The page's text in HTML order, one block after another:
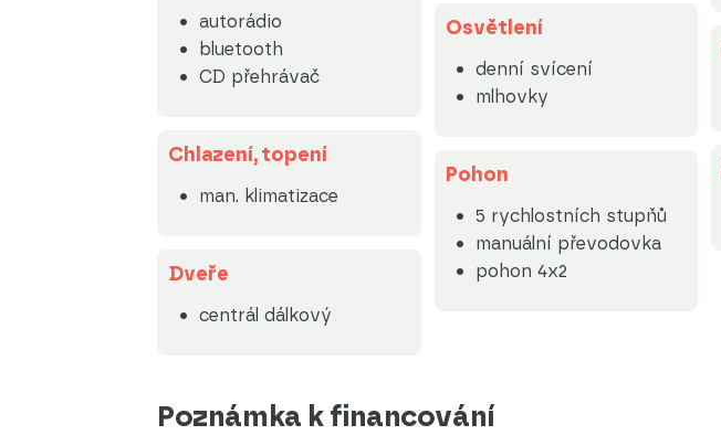
autorádio
bluetooth
CD přehrávač
Chlazení, topení
man. klimatizace
Dveře
centrál dálkový
Osvětlení
denní svícení
mlhovky
Pohon
5 rychlostních stupňů
manuální převodovka
pohon 4x2
Poznámka k financování